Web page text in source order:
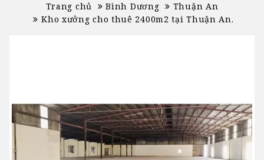
Trang chủ Bình Dương
Thuận An
Kho xưởng cho thuê 2400m2 tại Thuận An.